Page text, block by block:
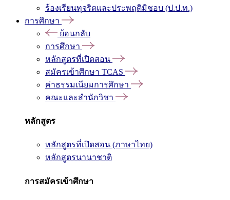
ร้องเรียนทุจริตและประพฤติมิชอบ (ป.ป.ท.)
การศึกษา
ย้อนกลับ
การศึกษา
หลักสูตรที่เปิดสอน
สมัครเข้าศึกษา TCAS
ค่าธรรมเนียมการศึกษา
คณะและสำนักวิชา
หลักสูตร
หลักสูตรที่เปิดสอน (ภาษาไทย)
หลักสูตรนานาชาติ
การสมัครเข้าศึกษา